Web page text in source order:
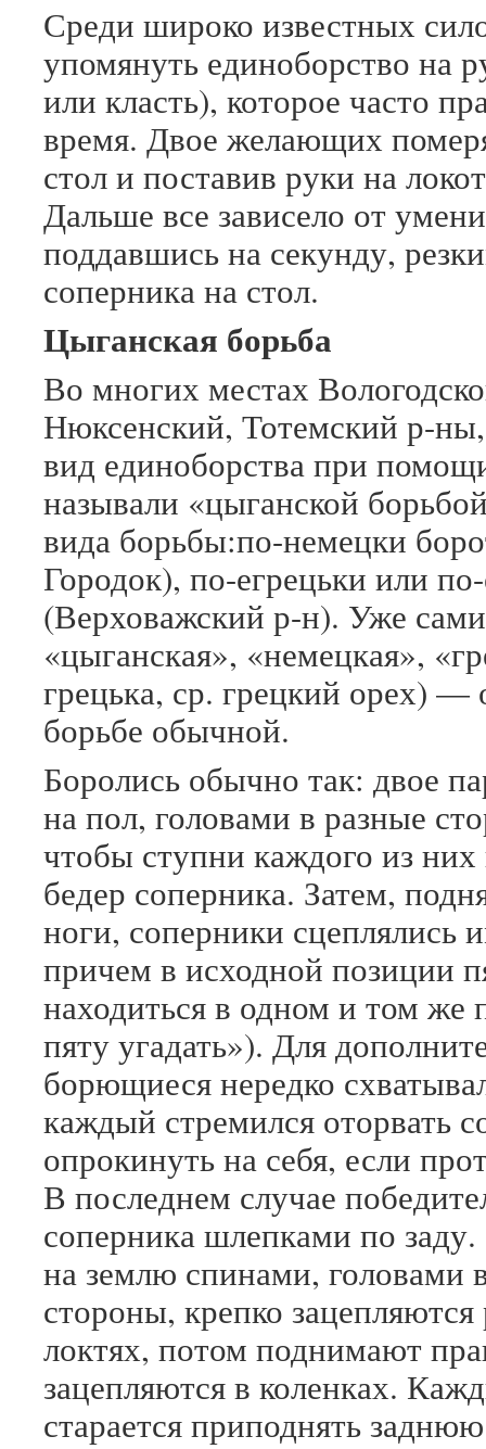
Среди широко известных
упомянуть единоборство на
или класть), которое часто
время. Двое желающих
стол и поставив руки на
Дальше все зависело от
поддавшись на секунду,
соперника на стол.
Цыганская борьба
Во многих местах
Нюксенский, Тотемский р-
вид единоборства при
называли «цыганской
вида борьбы:по-немецки
Городок), по-егрецьки или
(Верховажский р-н). Уже
«цыганская», «немецкая»,
грецька, ср. грецкий орех) —
борьбе обычной.
Боролись обычно так: двое
на пол, головами в разные
чтобы ступни каждого из
бедер соперника. Затем,
ноги, соперники сцеплялись
причем в исходной позиции
находиться в одном и том же
пяту угадать»). Для
борющиеся нередко
каждый стремился оторвать
опрокинуть на себя, если
В последнем случае
соперника шлепками по
на землю спинами, головами
стороны, крепко
локтях, потом поднимают
зацепляются в коленках.
старается приподнять